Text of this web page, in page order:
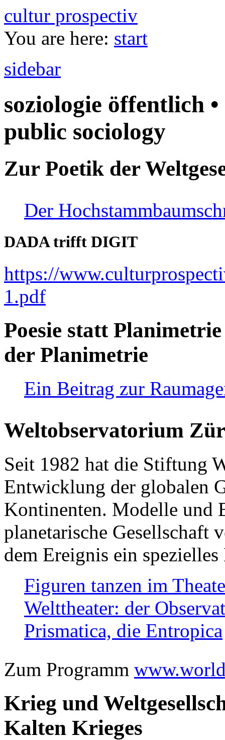
cultur prospectiv
You are here: start
sidebar
soziologie öffentlich
public sociology
Zur Poetik der
Der
DADA trifft DIGIT
https://
1.pdf
Poesie statt
der Planimetrie
Ein Beitrag zur
Weltobservatorium
Seit 1982 hat die Stiftung
Entwicklung der globalen
Kontinenten. Modelle und
planetarische Gesellschaft
dem Ereignis ein
Figuren tanzen im
Welttheater: der
Prismatica, die Entropica
Zum Programm
Krieg und
Kalten Krieges